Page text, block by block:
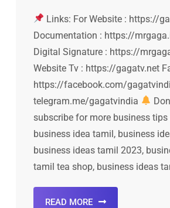
Links: For Website : https://
Documentation : https://
Digital Signature : https://
Website Tv : https://gagatv.net
https://facebook.com/
telegram.me/gagatvindia
subscribe for more business tips
business idea tamil, business
business ideas tamil 2023,
tamil tea shop, business ideas
READ MORE